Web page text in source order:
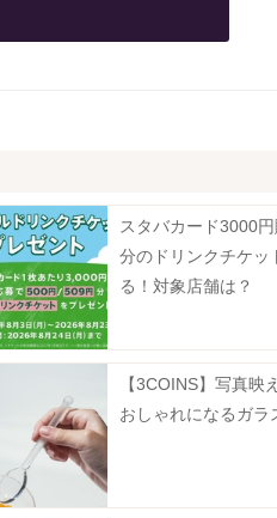
スタバカード3000
分のドリンクチケッ
る！対象店舗は？
【3COINS】写真
おしゃれになるガラ